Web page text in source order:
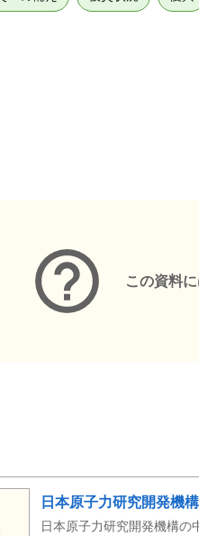
この資料
日本原子力研究開発機
日本原子力研究開発機構の